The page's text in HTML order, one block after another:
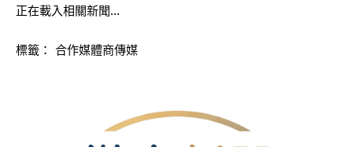
正在載入相關新聞…
標籤： 合作媒體商傳媒